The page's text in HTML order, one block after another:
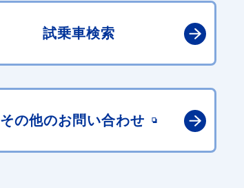
試乗車検索
その他のお問い合わせ